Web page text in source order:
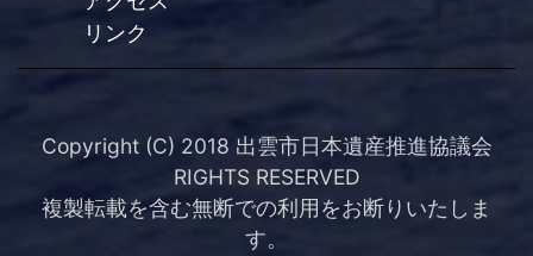
リンク
Copyright (C) 2018 出雲市日本遺産推進協議会
RIGHTS RESERVED
複製転載を含む無断での利用をお断りいたしま
す。